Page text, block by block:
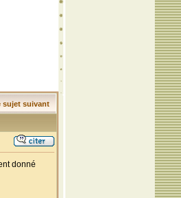
sujet suivant
donné